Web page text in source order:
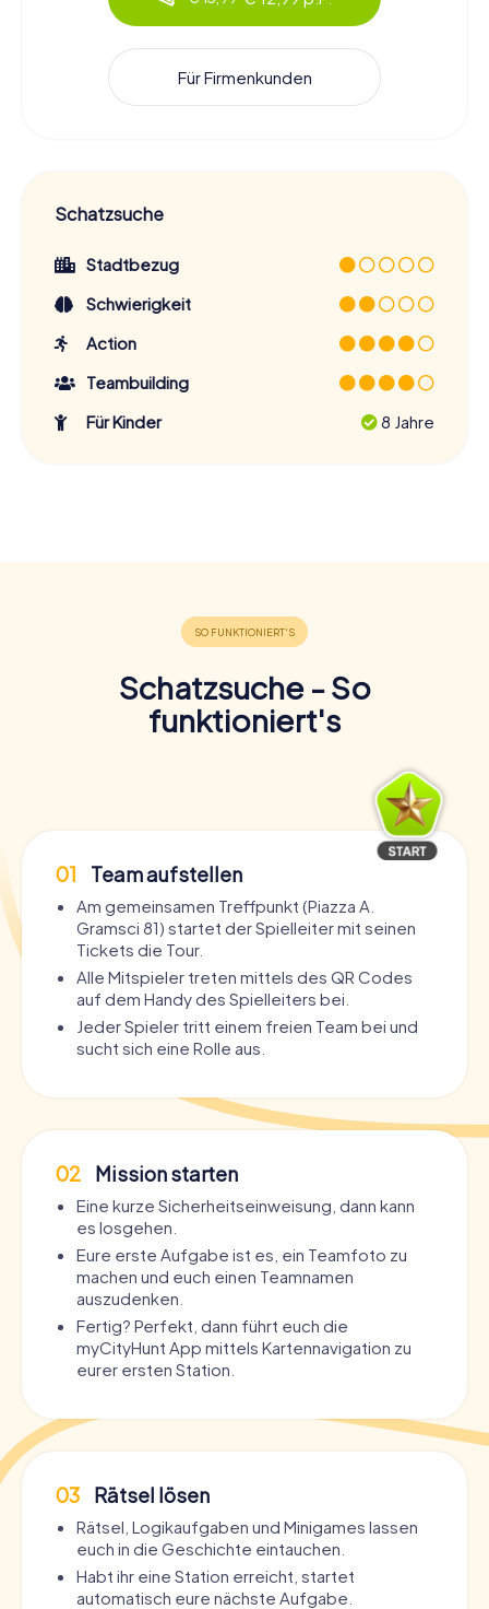
Für Firmenkunden
Schatzsuche
Stadtbezug
Schwierigkeit
Action
Teambuilding
Für Kinder
8 Jahre
Schatzsuche - So
funktioniert's
01 Team aufstellen
Am gemeinsamen Treffpunkt (Piazza A.
Gramsci 81) startet der Spielleiter mit seinen
Tickets die Tour.
Alle Mitspieler treten mittels des QR Codes
auf dem Handy des Spielleiters bei.
Jeder Spieler tritt einem freien Team bei und
sucht sich eine Rolle aus.
02 Mission starten
Eine kurze Sicherheitseinweisung, dann kann
es losgehen.
Eure erste Aufgabe ist es, ein Teamfoto zu
machen und euch einen Teamnamen
auszudenken.
Fertig? Perfekt, dann führt euch die
myCityHunt App mittels Kartennavigation zu
eurer ersten Station.
03 Rätsel lösen
Rätsel, Logikaufgaben und Minigames lassen
euch in die Geschichte eintauchen.
Habt ihr eine Station erreicht, startet
automatisch eure nächste Aufgabe.